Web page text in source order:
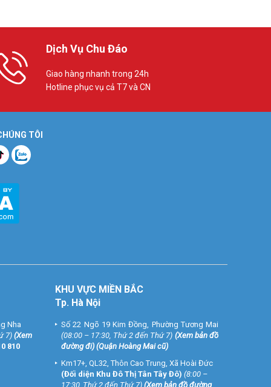
Dịch Vụ Chu Đáo
Giao hàng nhanh trong 24h
Hotline phục vụ cả T7 và CN
TÔI
Nha
7)(Xem
810
KHU VỰC MIỀN BẮC
Tp. Hà Nội
Số 22 Ngõ 19 Kim Đồng, Phường Tương Mai
(08:00 – 17:30, Thứ 2 đến Thứ 7) (Xem bản đồ
đường đi) (Quận Hoàng Mai cũ)
Km17+, QL32, Thôn Cao Trung, Xã Hoài Đức
(Đối diện Khu Đô Thị Tân Tây Đô) (8:00 –
17:30, Thứ 2 đến Thứ 7) (Xem bản đồ đường